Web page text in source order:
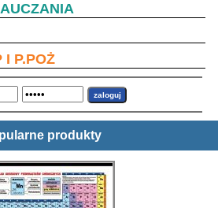
I P.POŻ
produkty